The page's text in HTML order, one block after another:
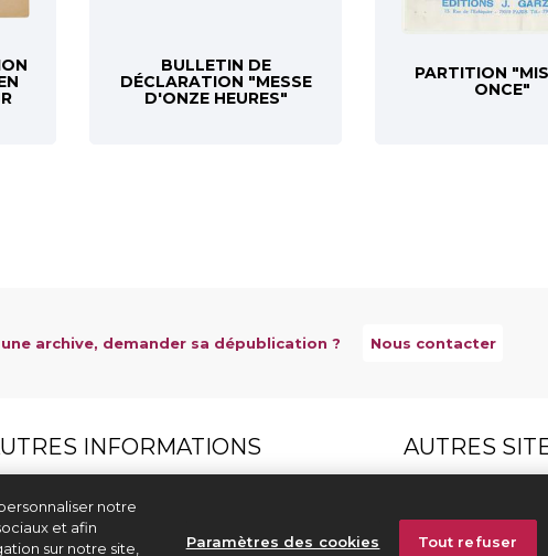
BULLETIN DE
DÉCLARATION "MESSE
D'ONZE HEURES"
PARTITION
ONCE"
archive, demander sa dépublication ? Nous contacter
INFORMATIONS
légales et CGU
de confidentialité
AUTRES
Répertoire des
notre
et afin
sur notre site,
Paramètres des cookies Tout refuser